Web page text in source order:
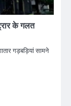
के गलत
गड़बड़ियां सामने